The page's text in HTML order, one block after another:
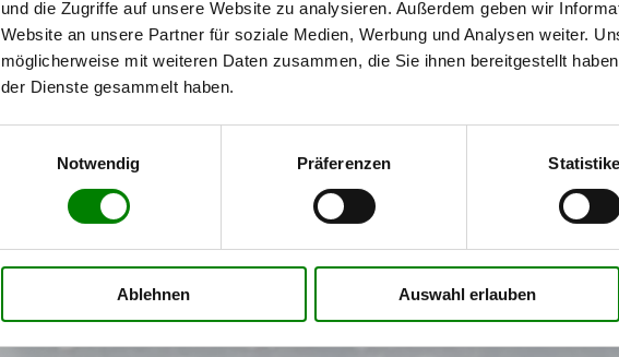
und die Zugriffe auf unsere Website zu analysieren. Außerdem geben wir
Website an unsere Partner für soziale Medien, Werbung und Analysen weiter.
möglicherweise mit weiteren Daten zusammen, die Sie ihnen bereitgestellt
der Dienste gesammelt haben.
Notwendig
Präferenzen
Ablehnen Auswahl erlauben
und 1992 ein deutscher Zeichentrickfilm. Als deutsch-schweizerische
RealfilmDas kleine Gespenstins Kino. Drehort für Burg Eulenstein war
Anhalt, und im Rahmen der Dreharbeiten ließ die Produktionsfirma auch
Jahren tatsächlich defekt war. Otfried Preußler selbst erlebte die Filmpremiere
ein knappes Dreivierteljahr vorher war er verstorben.
wurde:Das kleine Gespenst - Tohuwabohu auf Burg Eulenstein
NebenDie kleine Hexe Das kleine Gespenst veröffentlichte
Wassermann , aber dieses Buch beachten wir in diesem Special nicht, da
deutlich schwächer alsDie kleine HexeoderDas kleine Gespenstund habe
Buch erfolgreich verdrängt. Dafür erinnere ich mich noch sehr gut an die
denen bekannte Kasperlfiguren die Hauptrolle spielen, das hat mir damals